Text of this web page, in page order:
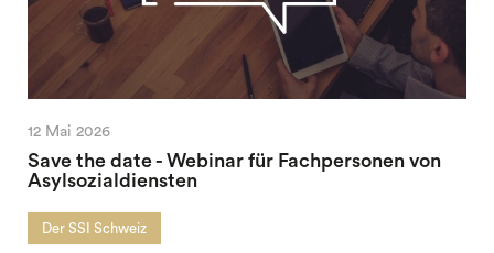
12 Mai 2026
Save the date - Webinar für Fachpersonen von
Asylsozialdiensten
Der SSI Schweiz